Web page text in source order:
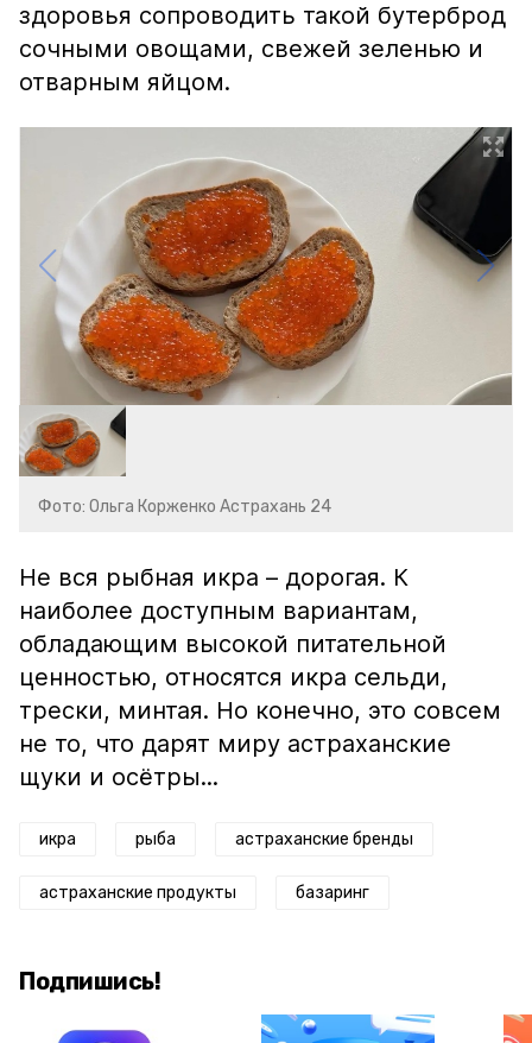
здоровья сопроводить такой бутерброд
сочными овощами, свежей зеленью и
отварным яйцом.
Фото: Ольга Корженко Астрахань 24
Не вся рыбная икра – дорогая. К
наиболее доступным вариантам,
обладающим высокой питательной
ценностью, относятся икра сельди,
трески, минтая. Но конечно, это совсем
не то, что дарят миру астраханские
щуки и осётры...
икра рыба астраханские бренды
астраханские продукты базаринг
Подпишись!